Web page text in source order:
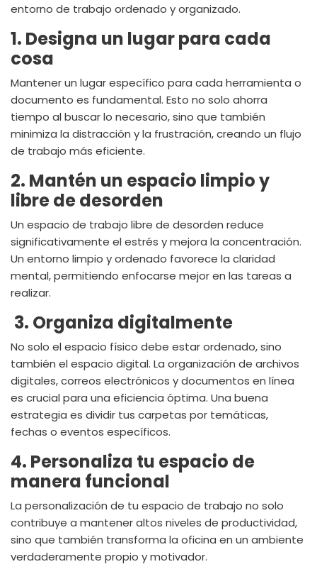
entorno de trabajo ordenado y organizado.
1. Designa un lugar para cada
cosa
Mantener un lugar específico para cada herramienta o
documento es fundamental. Esto no solo ahorra
tiempo al buscar lo necesario, sino que también
minimiza la distracción y la frustración, creando un flujo
de trabajo más eficiente.
2. Mantén un espacio limpio y
libre de desorden
Un espacio de trabajo libre de desorden reduce
significativamente el estrés y mejora la concentración.
Un entorno limpio y ordenado favorece la claridad
mental, permitiendo enfocarse mejor en las tareas a
realizar.
3. Organiza digitalmente
No solo el espacio físico debe estar ordenado, sino
también el espacio digital. La organización de archivos
digitales, correos electrónicos y documentos en línea
es crucial para una eficiencia óptima. Una buena
estrategia es dividir tus carpetas por temáticas,
fechas o eventos específicos.
4. Personaliza tu espacio de
manera funcional
La personalización de tu espacio de trabajo no solo
contribuye a mantener altos niveles de productividad,
sino que también transforma la oficina en un ambiente
verdaderamente propio y motivador.